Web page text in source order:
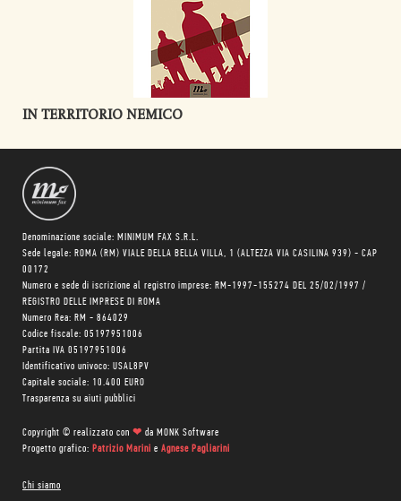
IN TERRITORIO NEMICO
Denominazione sociale: MINIMUM FAX S.R.L.
Sede legale: ROMA (RM) VIALE DELLA BELLA VILLA, 1 (ALTEZZA VIA CASILINA 939) - CAP
00172
Numero e sede di iscrizione al registro imprese: RM-1997-155274 DEL 25/02/1997 /
REGISTRO DELLE IMPRESE DI ROMA
Numero Rea: RM - 864029
Codice fiscale: 05197951006
Partita IVA 05197951006
Identificativo univoco: USAL8PV
Capitale sociale: 10.400 EURO
Trasparenza su aiuti pubblici
Copyright © realizzato con ❤ da MONK Software
Progetto grafico: Patrizio Marini e Agnese Pagliarini
Chi siamo